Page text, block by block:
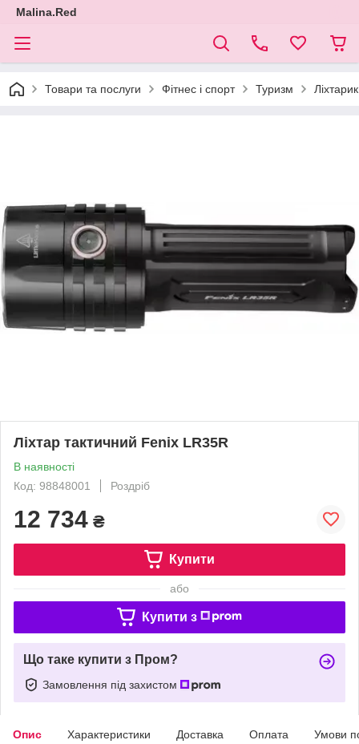
Malina.Red
Товари та послуги Фітнес і спорт Туризм
Ліхтар тактичний Fenix LR35R
В наявності
Код: 98848001
Роздріб
12 734 ₴
Купити
або
Купити з
Що таке купити з Пром?
Замовлення під захистом
Опис Характеристики Доставка Оплата Умови